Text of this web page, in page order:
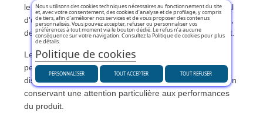
le pneu le moins cher. Il convient d'évaluer le coût global
d'utilisation en tenant compte de la longévité, du confort,
de l'efficacité énergétique et du niveau de sécurité offert.
Les conducteurs qui souhaitent optimiser leur budget
peuvent également comparer les différentes offres
disponibles dans la rubrique despneus pas cherstout en
conservant une attention particulière aux performances
du produit.
Nous utilisons des cookies techniques nécessaires au fonctionnement du site
et, avec votre consentement, des cookies d’analyse et de profilage, y compris
de tiers, afin d’améliorer nos services et de vous proposer des contenus
personnalisés. Vous pouvez accepter, refuser ou personnaliser vos
préférences à tout moment via le bouton dédié. Le refus n’a aucune
conséquence sur votre navigation. Consultez la Politique de cookies pour plus
de détails.
Politique de cookies
PERSONNALISER TOUT REFUSER
TOUT ACCEPTER